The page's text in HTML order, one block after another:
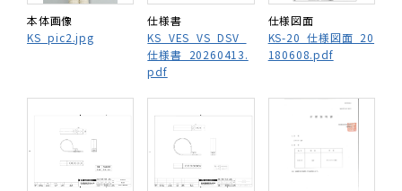
本体画像
KS_pic2.jpg
仕様書
KS_VES_VS_DSV_
仕様書_20260413.
pdf
仕様図面
KS-20_仕様図面_20
180608.pdf